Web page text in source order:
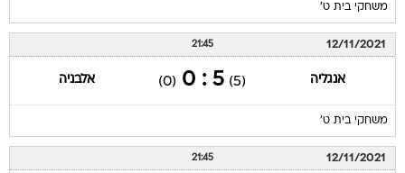
משחקי בית ט'
12/11/2021
21:45
אנגליה (5)
5 : 0
(0) אלבניה
משחקי בית ט'
12/11/2021
21:45